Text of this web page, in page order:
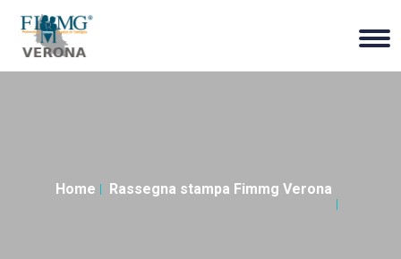
Home Rassegna stampa Fimmg Verona